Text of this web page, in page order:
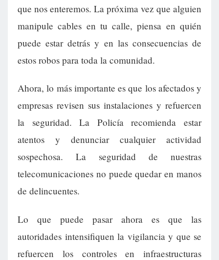
que nos enteremos. La próxima vez que alguien
manipule cables en tu calle, piensa en quién
puede estar detrás y en las consecuencias de
estos robos para toda la comunidad.
Ahora, lo más importante es que los afectados y
empresas revisen sus instalaciones y refuercen
la seguridad. La Policía recomienda estar
atentos y denunciar cualquier actividad
sospechosa. La seguridad de nuestras
telecomunicaciones no puede quedar en manos
de delincuentes.
Lo que puede pasar ahora es que las
autoridades intensifiquen la vigilancia y que se
refuercen los controles en infraestructuras